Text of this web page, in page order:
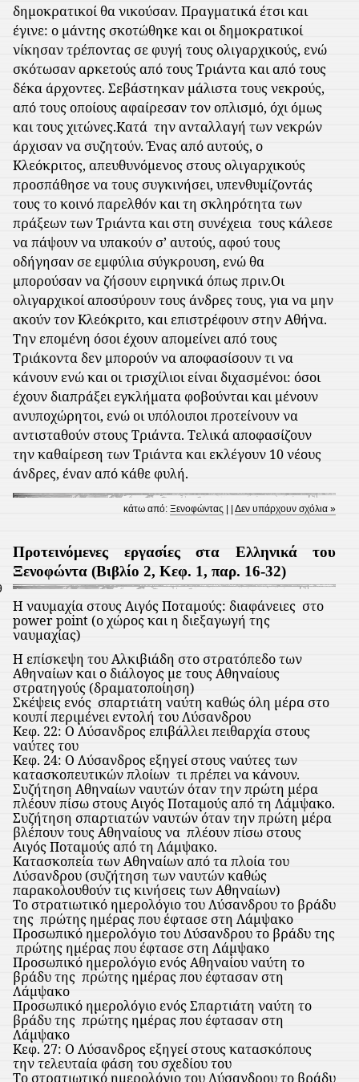
δημοκρατικοί θα νικούσαν. Πραγματικά έτσι και
έγινε: ο μάντης σκοτώθηκε και οι δημοκρατικοί
νίκησαν τρέποντας σε φυγή τους ολιγαρχικούς, ενώ
σκότωσαν αρκετούς από τους Τριάντα και από τους
δέκα άρχοντες. Σεβάστηκαν μάλιστα τους νεκρούς,
από τους οποίους αφαίρεσαν τον οπλισμό, όχι όμως
και τους χιτώνες.Κατά την ανταλλαγή των νεκρών
άρχισαν να συζητούν. Ένας από αυτούς, ο
Κλεόκριτος, απευθυνόμενος στους ολιγαρχικούς
προσπάθησε να τους συγκινήσει, υπενθυμίζοντάς
τους το κοινό παρελθόν και τη σκληρότητα των
πράξεων των Τριάντα και στη συνέχεια τους κάλεσε
να πάψουν να υπακούν σ’ αυτούς, αφού τους
οδήγησαν σε εμφύλια σύγκρουση, ενώ θα
μπορούσαν να ζήσουν ειρηνικά όπως πριν.Οι
ολιγαρχικοί αποσύρουν τους άνδρες τους, για να μην
ακούν τον Κλεόκριτο, και επιστρέφουν στην Αθήνα.
Την επομένη όσοι έχουν απομείνει από τους
Τριάκοντα δεν μπορούν να αποφασίσουν τι να
κάνουν ενώ και οι τρισχίλιοι είναι διχασμένοι: όσοι
έχουν διαπράξει εγκλήματα φοβούνται και μένουν
ανυποχώρητοι, ενώ οι υπόλοιποι προτείνουν να
αντισταθούν στους Τριάντα. Τελικά αποφασίζουν
την καθαίρεση των Τριάντα και εκλέγουν 10 νέους
άνδρες, έναν από κάθε φυλή.
κάτω από:Ξενοφώντας | |Δεν υπάρχουν σχόλια »
Προτεινόμενες εργασίες στα Ελληνικά του
Ξενοφώντα (Βιβλίο 2, Κεφ. 1, παρ. 16-32)
Η ναυμαχία στους Αιγός Ποταμούς: διαφάνειες στο
power point (ο χώρος και η διεξαγωγή της
ναυμαχίας)
Η επίσκεψη του Αλκιβιάδη στο στρατόπεδο των
Αθηναίων και ο διάλογος με τους Αθηναίους
στρατηγούς (δραματοποίηση)
Σκέψεις ενός σπαρτιάτη ναύτη καθώς όλη μέρα στο
κουπί περιμένει εντολή του Λύσανδρου
Κεφ. 22: Ο Λύσανδρος επιβάλλει πειθαρχία στους
ναύτες του
Κεφ. 24: Ο Λύσανδρος εξηγεί στους ναύτες των
κατασκοπευτικών πλοίων τι πρέπει να κάνουν.
Συζήτηση Αθηναίων ναυτών όταν την πρώτη μέρα
πλέουν πίσω στους Αιγός Ποταμούς από τη Λάμψακο.
Συζήτηση σπαρτιατών ναυτών όταν την πρώτη μέρα
βλέπουν τους Αθηναίους να πλέουν πίσω στους
Αιγός Ποταμούς από τη Λάμψακο.
Κατασκοπεία των Αθηναίων από τα πλοία του
Λύσανδρου (συζήτηση των ναυτών καθώς
παρακολουθούν τις κινήσεις των Αθηναίων)
Το στρατιωτικό ημερολόγιο του Λύσανδρου το βράδυ
της πρώτης ημέρας που έφτασε στη Λάμψακο
Προσωπικό ημερολόγιο του Λύσανδρου το βράδυ της
πρώτης ημέρας που έφτασε στη Λάμψακο
Προσωπικό ημερολόγιο ενός Αθηναίου ναύτη το
βράδυ της πρώτης ημέρας που έφτασαν στη
Λάμψακο
Προσωπικό ημερολόγιο ενός Σπαρτιάτη ναύτη το
βράδυ της πρώτης ημέρας που έφτασαν στη
Λάμψακο
Κεφ. 27: Ο Λύσανδρος εξηγεί στους κατασκόπους
την τελευταία φάση του σχεδίου του
Το στρατιωτικό ημερολόγιο του Λύσανδρου το βράδυ